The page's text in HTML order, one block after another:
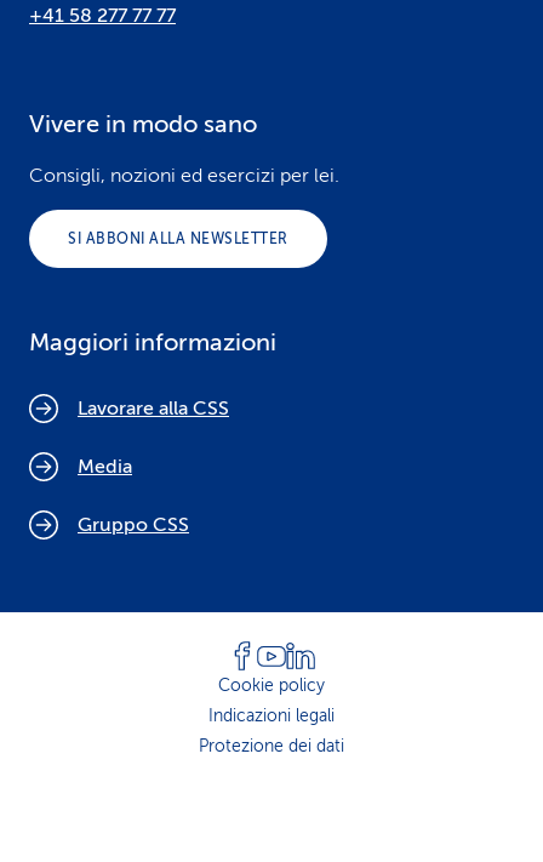
+41 58 277 77 77
Vivere in modo sano
Consigli, nozioni ed esercizi per lei.
SI ABBONI ALLA NEWSLETTER
Maggiori informazioni
Lavorare alla CSS
Media
Gruppo CSS
Cookie policy
Indicazioni legali
Protezione dei dati